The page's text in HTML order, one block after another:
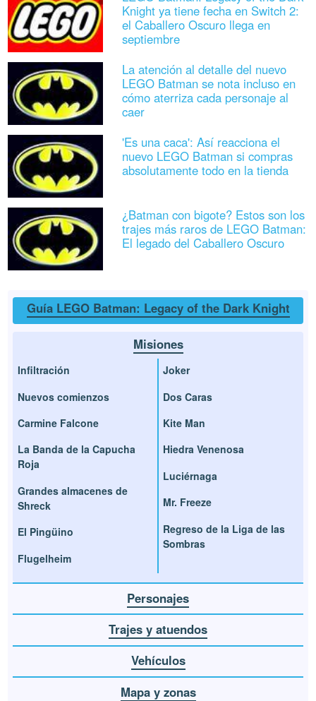
Knight ya tiene fecha en Switch 2:
el Caballero Oscuro llega en
septiembre
La atención al detalle del nuevo
LEGO Batman se nota incluso en
cómo aterriza cada personaje al
caer
'Es una caca': Así reacciona el
nuevo LEGO Batman si compras
absolutamente todo en la tienda
¿Batman con bigote? Estos son los
trajes más raros de LEGO Batman:
El legado del Caballero Oscuro
Guía LEGO Batman: Legacy of the Dark Knight
Misiones
Infiltración
Nuevos comienzos
Carmine Falcone
La Banda de la Capucha
Roja
Grandes almacenes de
Shreck
El Pingüino
Flugelheim
Joker
Dos Caras
Kite Man
Hiedra Venenosa
Luciérnaga
Mr. Freeze
Regreso de la Liga de las
Sombras
Personajes
Trajes y atuendos
Vehículos
Mapa y zonas